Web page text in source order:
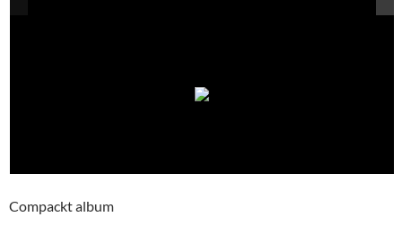
Compackt album